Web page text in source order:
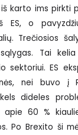
karto ims pirkti
o
Trečiosios
sąlygas. Tai
sektoriui. ES
nei buvo į
dideles
apie 60 %
Po Brexito ši